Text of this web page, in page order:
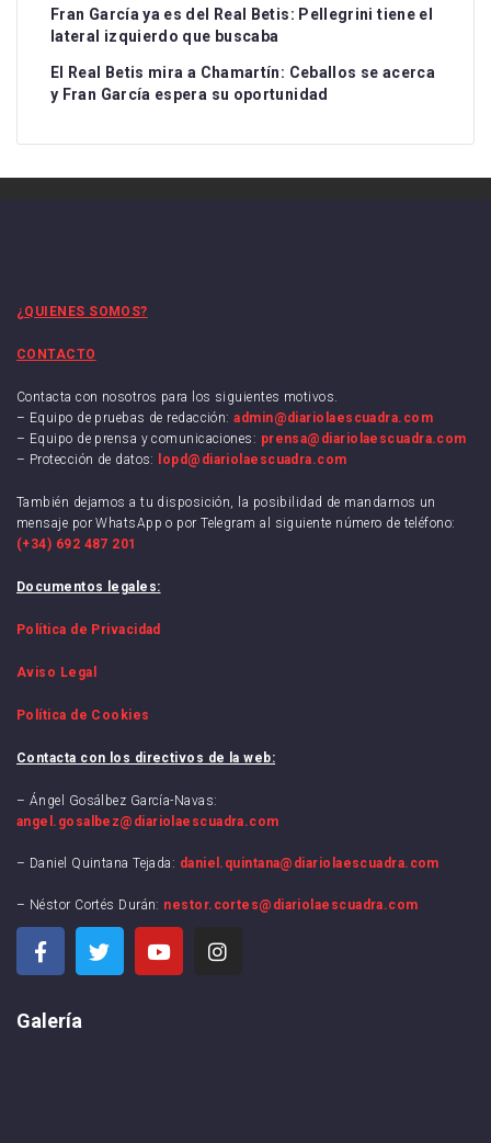
Fran García ya es del Real Betis: Pellegrini tiene el
lateral izquierdo que buscaba
El Real Betis mira a Chamartín: Ceballos se acerca
y Fran García espera su oportunidad
¿QUIENES SOMOS?
CONTACTO
Contacta con nosotros para los siguientes motivos.
– Equipo de pruebas de redacción:admin@diariolaescuadra.com
– Equipo de prensa y comunicaciones: prensa@diariolaescuadra.com
– Protección de datos:
lopd@diariolaescuadra.com
También dejamos a tu disposición, la posibilidad de mandarnos un
mensaje por WhatsApp o por Telegram al siguiente número de teléfono:
(+34) 692 487 201
Documentos legales:
Política de Privacidad
Aviso Legal
Política de Cookies
Contacta con los directivos de la web:
– Ángel Gosálbez García-Navas:
angel.gosalbez@diariolaescuadra.com
– Daniel Quintana Tejada: daniel.quintana@diariolaescuadra.com
– Néstor Cortés Durán: nestor.cortes@diariolaescuadra.com
Galería